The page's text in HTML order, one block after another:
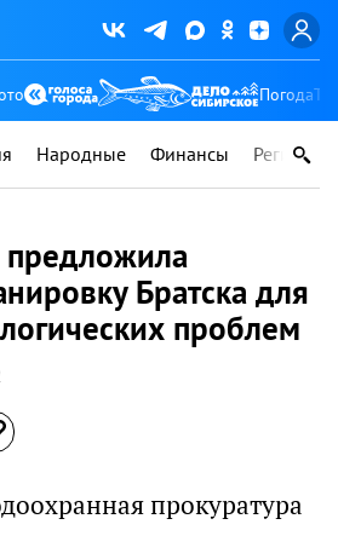
Погода
Народные Финансы Регионы
предложила
Братска для
проблем
прокуратура